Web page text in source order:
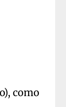
como